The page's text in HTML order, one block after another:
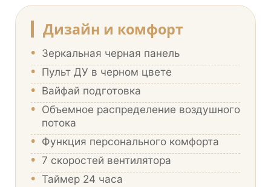
Дизайн и комфорт
• Зеркальная черная панель
• Пульт ДУ в черном цвете
• Вайфай подготовка
• Объемное распределение воздушного
потока
• Функция персонального комфорта
• 7 скоростей вентилятора
• Таймер 24 часа